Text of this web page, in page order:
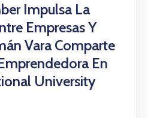
Impulsa La
Empresas Y
Vara Comparte
En
University